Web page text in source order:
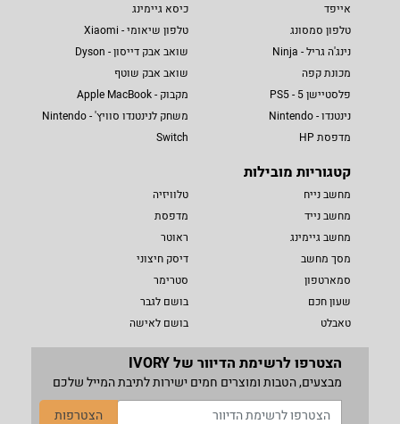
אייפד
טלפון סמסונג
נינג'ה גריל - Ninja
מכונת קפה
פלסטיישן 5 - PS5
נינטנדו - Nintendo
מדפסת HP
כיסא גיימינג
טלפון שיאומי - Xiaomi
שואב אבק דייסון - Dyson
שואב אבק שוטף
מקבוק - Apple MacBook
משחק לנינטנדו סוויץ' - Nintendo
Switch
קטגוריות מובילות
מחשב נייח
מחשב נייד
מחשב גיימינג
מסך מחשב
סמארטפון
שעון חכם
טאבלט
טלוויזיה
מדפסת
ראוטר
דיסק חיצוני
סטרימר
בושם לגבר
בושם לאישה
הצטרפו לרשימת הדיוור של IVORY
מבצעים, הטבות ומוצרים חמים ישירות לתיבת המייל שלכם
הצטרפות